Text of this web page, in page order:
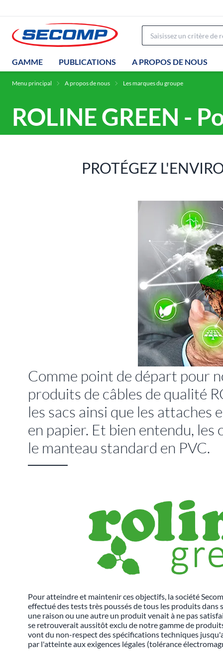
GAMME PUBLICATIONS A PROPOS DE NOUS
Menu principal A propos de nous Les marques du groupe
ROLINE GREEN -
PROTÉGEZ
Comme point de départ pour
produits de câbles de qualité
les sacs ainsi que les
en papier. Et bien entendu, les
le manteau standard en PVC.
Pour atteindre et maintenir ces objectifs, la société
effectué des tests très poussés de tous les produits dans
une raison ou une autre un produit venait à ne pas
se retrouverait aussitôt exclu de notre gamme de
vont du non-respect des spécifications techniques
par l'atteinte aux exigences légales (tolérance